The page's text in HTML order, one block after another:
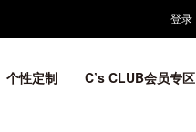
登录
个性定制 C’s CLUB会员专区